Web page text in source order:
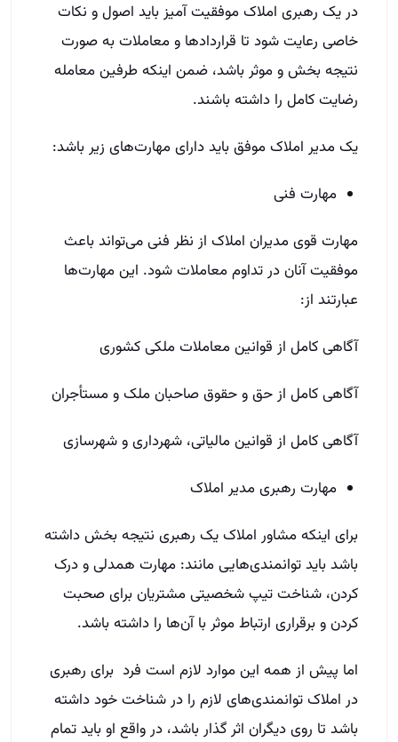
در یک رهبری املاک موفقیت آمیز باید اصول و نکات
خاصی رعایت شود تا قرارداد‌ها و معاملات به صورت
نتیجه بخش و موثر باشد، ضمن اینکه طرفین معامله
رضایت کامل را داشته باشند.
یک مدیر املاک موفق باید دارای مهارت‌های زیر باشد:
مهارت فنی
مهارت قوی مدیران املاک از نظر فنی می‌تواند باعث
موفقیت آنان در تداوم معاملات شود. این مهارت‌ها
عبارتند از:
آگاهی کامل از قوانین معاملات ملکی کشوری
آگاهی کامل از حق و حقوق صاحبان ملک و مستأجران
آگاهی کامل از قوانین مالیاتی، شهرداری و شهرسازی
مهارت رهبری مدیر املاک
برای اینکه مشاور املاک یک رهبری نتیجه بخش داشته
باشد باید توانمندی‌هایی مانند: مهارت همدلی و درک
کردن، شناخت تیپ شخصیتی مشتریان برای صحبت
کردن و برقراری ارتباط موثر با آن‌ها را داشته باشد.
اما پیش از همه این موارد لازم است فرد برای رهبری
در املاک توانمندی‌های لازم را در شناخت خود داشته
باشد تا روی دیگران اثر گذار باشد، در واقع او باید تمام